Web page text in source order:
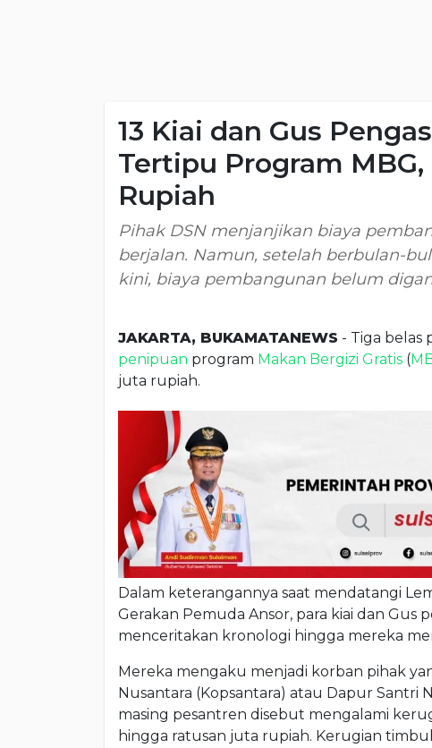
13 Kiai dan Gus
Tertipu Program
Rupiah
Pihak DSN menjanjikan biaya
berjalan. Namun, setelah berbulan-
kini, biaya pembangunan belum
JAKARTA, BUKAMATANEWS - Tiga belas
penipuan program Makan Bergizi Gratis (
juta rupiah.
Dalam keterangannya saat mendatangi
Gerakan Pemuda Ansor, para kiai dan Gus
menceritakan kronologi hingga mereka
Mereka mengaku menjadi korban pihak
Nusantara (Kopsantara) atau Dapur Santri
masing pesantren disebut mengalami
hingga ratusan juta rupiah. Kerugian